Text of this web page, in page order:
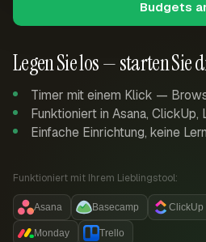
Legen Sie los — starten Sie
Timer mit einem Klick —
Funktioniert in Asana, ClickUp,
Einfache Einrichtung, keine
Funktioniert mit Ihrem Lieblingstool:
Asana Basecamp ClickUp
Monday Trello
Budgets